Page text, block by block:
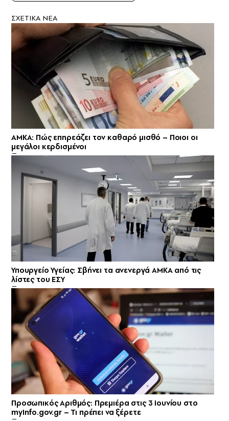
ΣXETIKA NEA
ΑΜΚΑ: Πώς επηρεάζει τον καθαρό μισθό – Ποιοι οι
μεγάλοι κερδισμένοι
Υπουργείο Υγείας: Σβήνει τα ανενεργά ΑΜΚΑ από τις
λίστες του ΕΣΥ
Προσωπικός Αριθμός: Πρεμιέρα στις 3 Ιουνίου στο
myInfo.gov.gr – Τι πρέπει να ξέρετε